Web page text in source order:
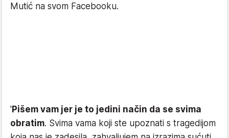
Mutić na svom Facebooku.
'Pišem vam jer je to jedini način da se svima
obratim. Svima vama koji ste upoznati s tragedijom